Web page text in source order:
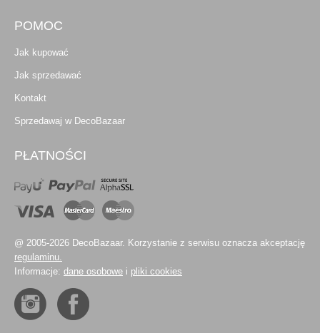
POMOC
Jak kupować
Jak sprzedawać
Kontakt
Sprzedawaj w DecoBazaar
PŁATNOŚCI
@ 2005-2026 DecoBazaar. Korzystanie z serwisu oznacza akceptację
regulaminu.
Informacje: dane osobowe i pliki cookies